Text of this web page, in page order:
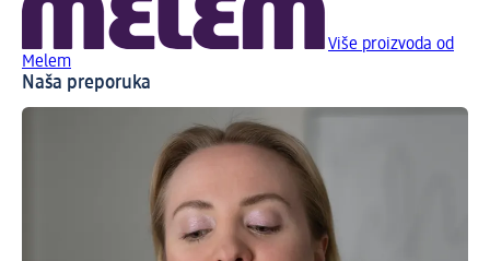
Više proizvoda od
Melem
Naša preporuka